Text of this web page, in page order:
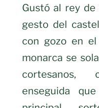
Gustó al rey de
gesto del
con gozo en
monarca se
cortesanos,
enseguida